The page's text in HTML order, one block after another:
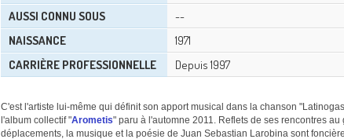
AUSSI CONNU SOUS
--
NAISSANCE
1971
CARRIÈRE PROFESSIONNELLE
Depuis 1997
C'est l'artiste lui-même qui définit son apport musical dans la chanson
l'album collectif "Arometis" paru à l'automne 2011. Reflets de ses rencontres au
déplacements, la musique et la poésie de Juan Sebastian Larobina sont